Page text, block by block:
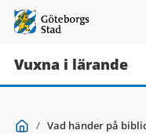
Vuxna i lärande
Du Start
/ Vad händer på